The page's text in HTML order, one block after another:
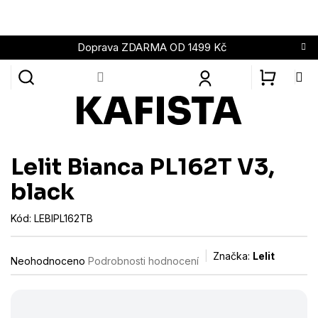
obsah
Doprava ZDARMA OD 1499 Kč
Lelit Bianca PL162T V3,
black
Kód: LEBIPL162TB
Průměrné
hodnocení
Neohodnoceno Podrobnosti hodnocení Značka: Lelit